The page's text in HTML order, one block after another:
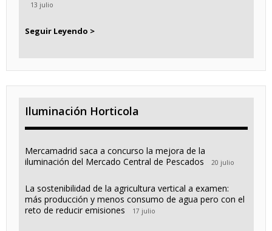
13 julio
Seguir Leyendo >
Iluminación Horticola
Mercamadrid saca a concurso la mejora de la
iluminación del Mercado Central de Pescados
20 julio
La sostenibilidad de la agricultura vertical a examen:
más producción y menos consumo de agua pero con el
reto de reducir emisiones
17 julio